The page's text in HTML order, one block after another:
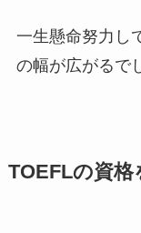
一生懸命努力し
の幅が広がるで
TOEFLの資格